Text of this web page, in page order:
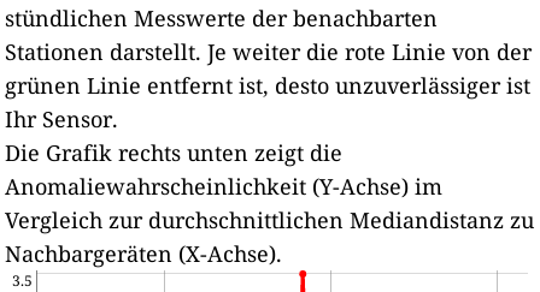
stündlichen Messwerte der benachbarten
Stationen darstellt. Je weiter die rote Linie von der
grünen Linie entfernt ist, desto unzuverlässiger ist
Ihr Sensor.
Die Grafik rechts unten zeigt die
Anomaliewahrscheinlichkeit (Y-Achse) im
Vergleich zur durchschnittlichen Mediandistanz zu
Nachbargeräten (X-Achse).
3.5